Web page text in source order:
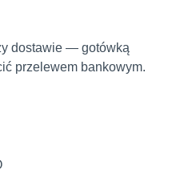
dostawie — gotówką
przelewem bankowym.